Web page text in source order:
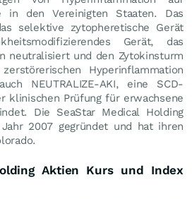
in den Vereinigten Staaten. Das
selektive zytopheretische Gerät
Gerät, das
neutralisiert und den Zytokinsturm
Hyperinflammation
NEUTRALIZE-AKI, eine SCD-
klinischen Prüfung für erwachsene
Die SeaStar Medical Holding
2007 gegründet und hat ihren
Aktien Kurs und Index